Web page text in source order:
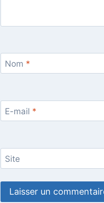
Nom *
E-mail *
Site